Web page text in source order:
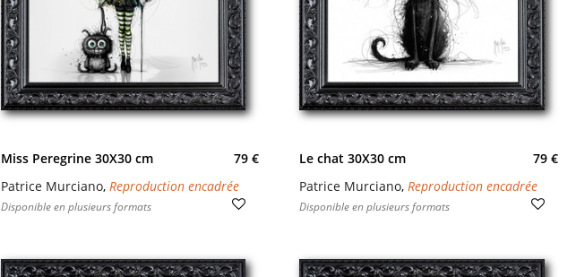
Miss Peregrine 30X30 cm
79 €
Patrice Murciano, Reproduction encadrée
Disponible en plusieurs formats
Le chat 30X30 cm
79 €
Patrice Murciano,Reproduction encadrée
Disponible en plusieurs formats